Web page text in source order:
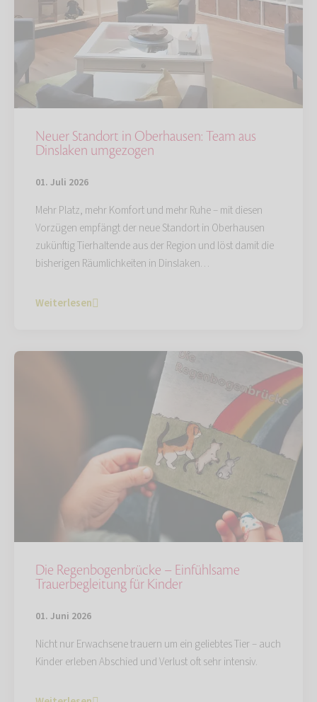
Neuer Standort in Oberhausen: Team aus
Dinslaken umgezogen
01. Juli 2026
Mehr Platz, mehr Komfort und mehr Ruhe – mit diesen
Vorzügen empfängt der neue Standort in Oberhausen
zukünftig Tierhaltende aus der Region und löst damit die
bisherigen Räumlichkeiten in Dinslaken…
Weiterlesen
Die Regenbogenbrücke – Einfühlsame
Trauerbegleitung für Kinder
01. Juni 2026
Nicht nur Erwachsene trauern um ein geliebtes Tier – auch
Kinder erleben Abschied und Verlust oft sehr intensiv.